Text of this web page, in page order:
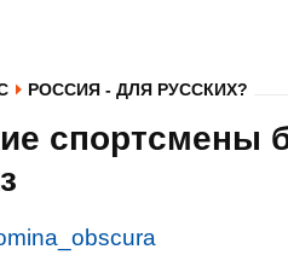
РОССИЯ - ДЛЯ РУССКИХ?
спортсмены